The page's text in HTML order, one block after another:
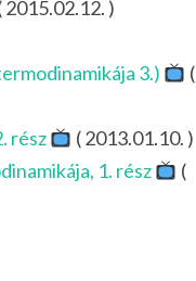
2015.02.12. )
3.)
(
rész
( 2013.01.10. )
1. rész
(